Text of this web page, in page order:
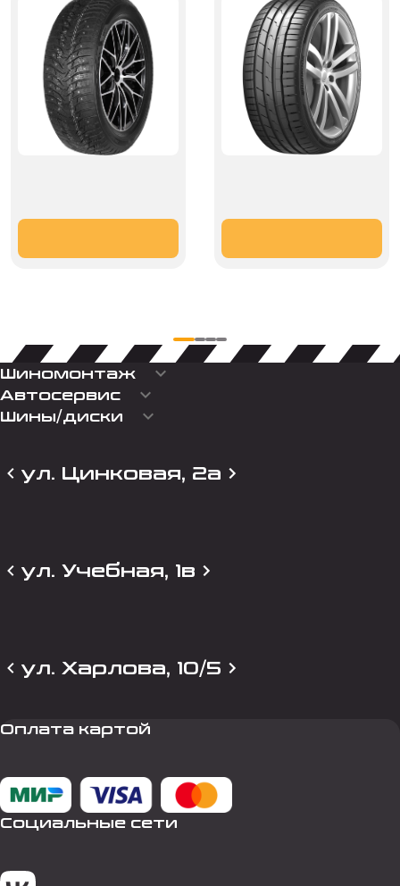
Шиномонтаж keyboard_arrow_down
Автосервис keyboard_arrow_down
Шины/диски keyboard_arrow_down
ул. Цинковая, 2а
ул. Учебная, 1в
ул. Харлова, 10/5
Оплата картой
Социальные сети